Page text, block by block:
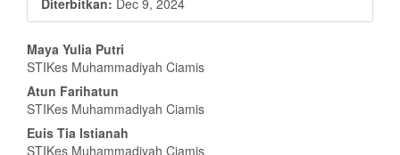
Diterbitkan: Dec 9, 2024
Isi
Artikel
Utama
Maya Yulia Putri
STIKes Muhammadiyah Ciamis
Atun Farihatun
STIKes Muhammadiyah Ciamis
Euis Tia Istianah
STIKes Muhammadiyah Ciamis